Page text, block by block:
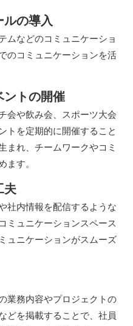
ルの導入
ムなどのコミュニケーショ
のコミュニケーションを活
ントの開催
会や飲み会、スポーツ大会
トを定期的に開催すること
まれ、チームワークやコミ
ます。
夫
社内情報を配信するような
ミュニケーションスペース
ュニケーションがスムーズ
業務内容やプロジェクトの
どを掲載することで、社員